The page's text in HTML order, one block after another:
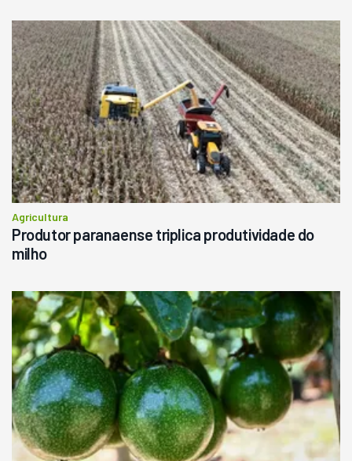
Agricultura
Produtor paranaense triplica produtividade do
milho